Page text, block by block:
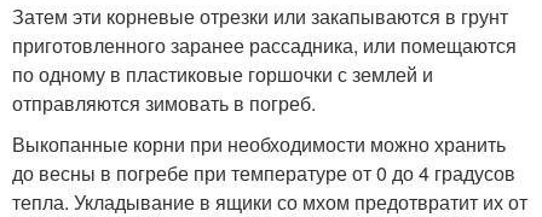
Затем эти корневые отрезки или закапываются в грунт
приготовленного заранее рассадника, или помещаются
по одному в пластиковые горшочки с землей и
отправляются зимовать в погреб.
Выкопанные корни при необходимости можно хранить
до весны в погребе при температуре от 0 до 4 градусов
тепла. Укладывание в ящики со мхом предотвратит их от